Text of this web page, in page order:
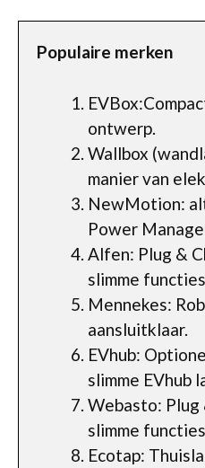
Populaire merken
ontwerp.
Wallbox
manier van
NewMotion:
Power
Alfen: Plug &
slimme functies.
Mennekes:
aansluitklaar.
EVhub:
slimme EVhub
Webasto:
slimme functies.
Ecotap: